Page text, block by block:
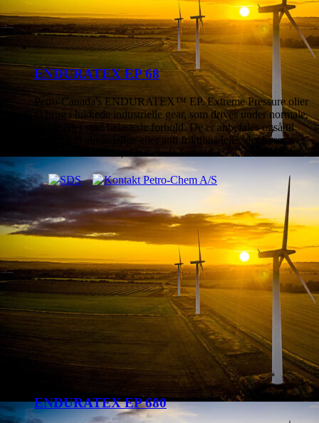
ENDURATEX EP 68
Petro-Canada's ENDURATEX™ EP. Extreme Pressure olier
til brug i lukkede industrielle gear, som drives under normale,
svære eller stød belastede forhold. De er anbefales også til
smøring af almindelige eller anti friktions lejer, der kører
under svære eller stød belastede forhold.
ENDURATEX EP 680